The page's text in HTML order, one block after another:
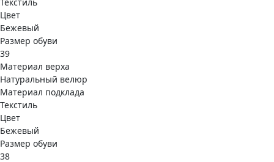
Цвет
Бежевый
Размер обуви
39
Материал верха
Натуральный велюр
Материал подклада
Текстиль
Цвет
Бежевый
Размер обуви
38